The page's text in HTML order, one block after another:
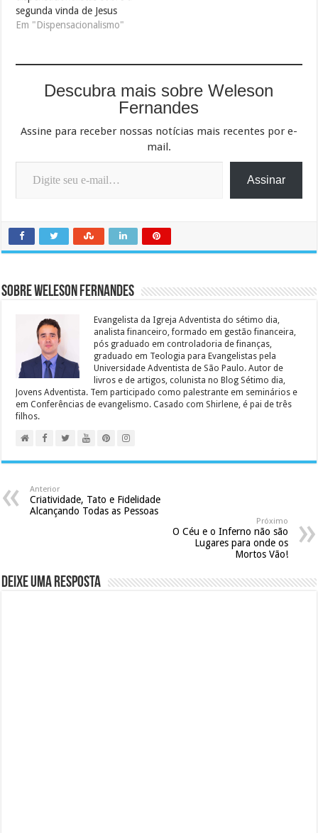
segunda vinda de Jesus
Em "Dispensacionalismo"
Descubra mais sobre Weleson
Fernandes
Assine para receber nossas notícias mais recentes por e-
mail.
Digite seu e-mail…
Assinar
Sobre Weleson Fernandes
Evangelista da Igreja Adventista do sétimo dia,
analista financeiro, formado em gestão financeira,
pós graduado em controladoria de finanças,
graduado em Teologia para Evangelistas pela
Universidade Adventista de São Paulo. Autor de
livros e de artigos, colunista no Blog Sétimo dia,
Jovens Adventista. Tem participado como palestrante em seminários e
em Conferências de evangelismo. Casado com Shirlene, é pai de três
filhos.
Anterior
Criatividade, Tato e Fidelidade
Alcançando Todas as Pessoas
Próximo
O Céu e o Inferno não são
Lugares para onde os
Mortos Vão!
Deixe uma resposta